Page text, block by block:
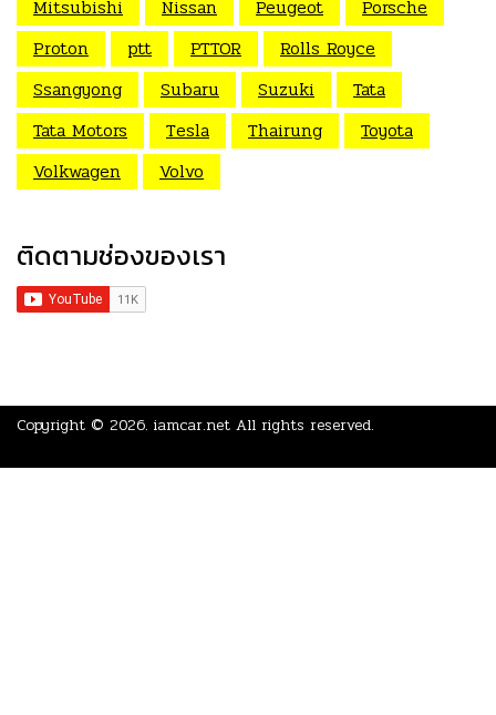
Mitsubishi Nissan Peugeot
Porsche
Proton
ptt PTTOR
Rolls Royce
Ssangyong
Subaru Suzuki
Tata
Tata Motors
Tesla Thairung
Toyota
Volkwagen
Volvo
ติดตามช่องของเรา
Copyright © 2026. iamcar.net All rights reserved.